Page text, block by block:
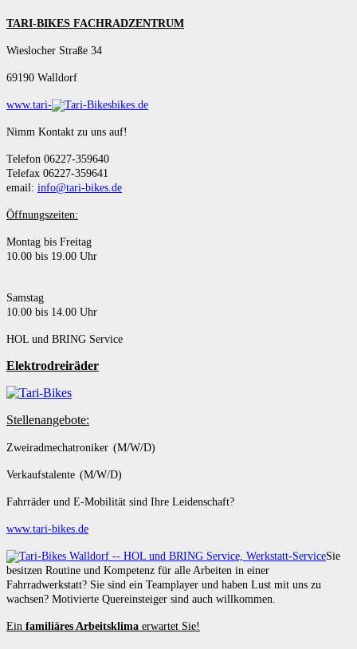
TARI-BIKES FACHRADZENTRUM
Wieslocher Straße 34
69190 Walldorf
www.tari- bikes.de
Nimm Kontakt zu uns auf!
Telefon 06227-359640
Telefax 06227-359641
email: info@tari-bikes.de
Öffnungszeiten:
Montag bis Freitag
10.00 bis 19.00 Uhr
Samstag
10.00 bis 14.00 Uhr
HOL und BRING Service
Elektrodreiräder
Stellenangebote:
Zweiradmechatroniker (M/W/D)
Verkaufstalente (M/W/D)
Fahrräder und E-Mobilität sind Ihre Leidenschaft?
www.tari-bikes.de
Sie
besitzen Routine und Kompetenz für alle Arbeiten in einer
Fahrradwerkstatt? Sie sind ein Teamplayer und haben Lust mit uns zu
wachsen? Motivierte Quereinsteiger sind auch willkommen.
Ein familiäres Arbeitsklima erwartet Sie!